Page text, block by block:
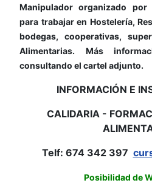
Manipulador organizado
para trabajar en Hostelería,
bodegas, cooperativas,
Alimentarias. Más
consultando el cartel adjunto.
INFORMACIÓN E
CALIDARIA -
Telf: 674 342 397
Posibilidad de